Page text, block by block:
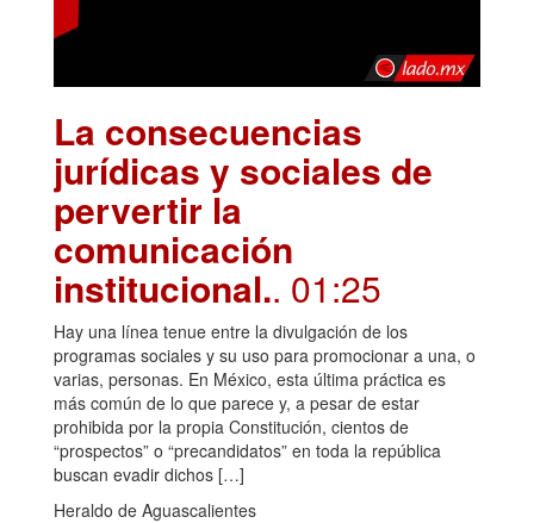
La consecuencias
jurídicas y sociales de
pervertir la
comunicación
institucional.. 01:25
Hay una línea tenue entre la divulgación de los
programas sociales y su uso para promocionar a una, o
varias, personas. En México, esta última práctica es
más común de lo que parece y, a pesar de estar
prohibida por la propia Constitución, cientos de
“prospectos” o “precandidatos” en toda la república
buscan evadir dichos […]
Heraldo de Aguascalientes